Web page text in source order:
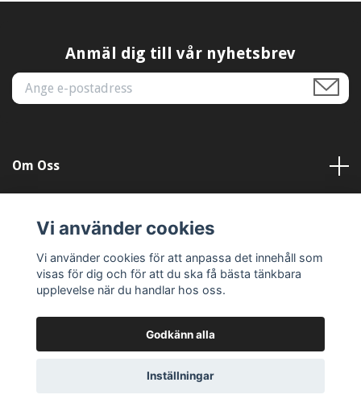
Anmäl dig till vår nyhetsbrev
Om Oss
Läs mer
© 2026 Dekal-Dag
Vi använder cookies
Vi använder cookies för att anpassa det innehåll som
visas för dig och för att du ska få bästa tänkbara
upplevelse när du handlar hos oss.
Godkänn alla
Inställningar